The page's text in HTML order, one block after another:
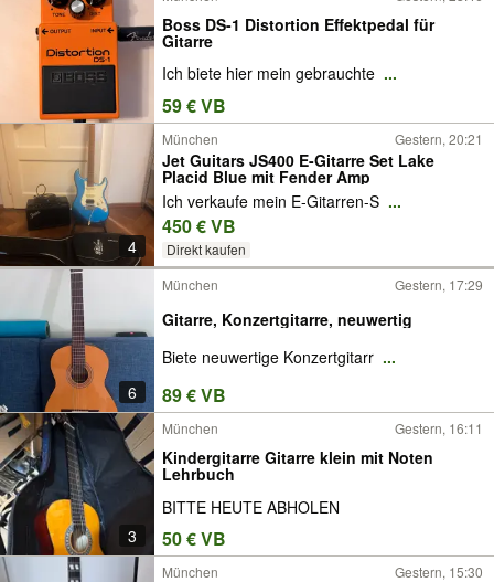
Boss DS-1 Distortion Effektpedal für
Gitarre
Ich biete hier mein gebrauchte ...
59 € VB
4
München Gestern, 20:21
Jet Guitars JS400 E-Gitarre Set Lake
Placid Blue mit Fender Amp
Ich verkaufe mein E-Gitarren-S ...
450 € VB
Direkt kaufen
6
München Gestern, 17:29
Gitarre, Konzertgitarre, neuwertig
Biete neuwertige Konzertgitarr ...
89 € VB
3
München Gestern, 16:11
Kindergitarre Gitarre klein mit Noten
Lehrbuch
BITTE HEUTE ABHOLEN
50 € VB
München Gestern, 15:30